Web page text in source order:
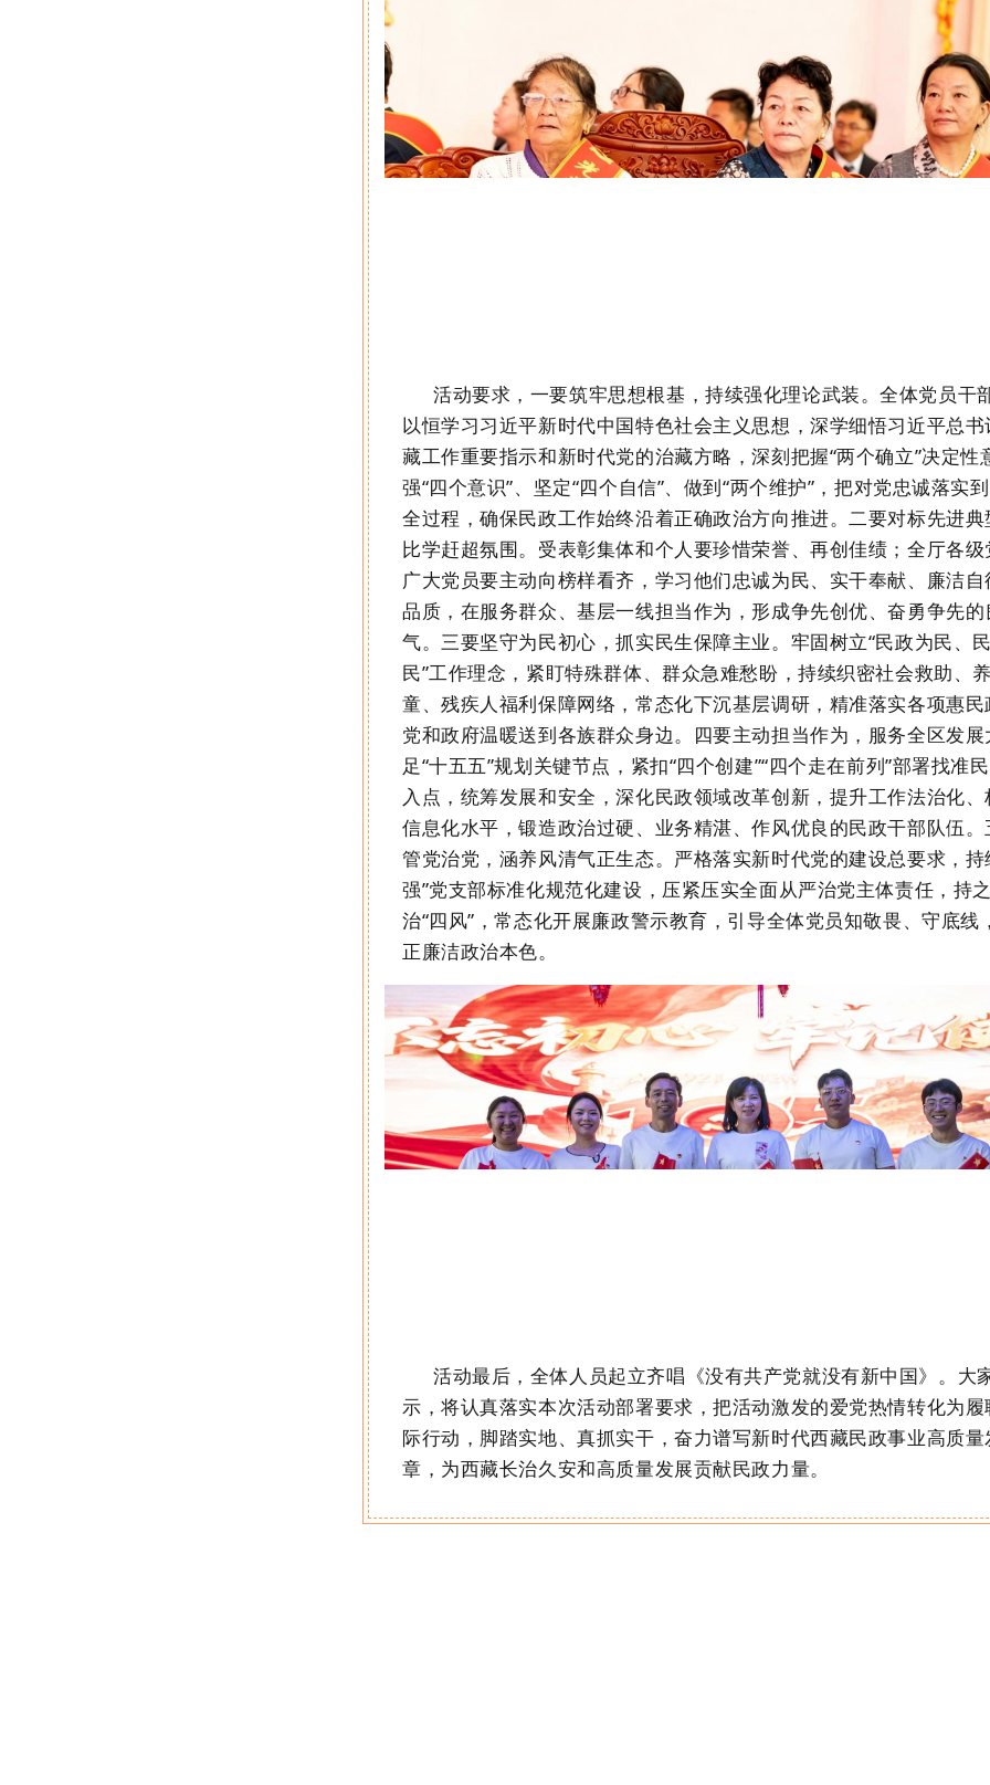
活动要求 ， 一要筑牢思想根基，持续强化理论武装。全体党员干
以恒学习习近平新时代中国特色社会主义思想，深学细悟习近平总
藏工作重要指示和新时代党的治藏方略，深刻把握“两个确立”决定性
强“四个意识”、坚定“四个自信”、做到“两个维护” ，把对党忠诚落实
全过程，确保民政工作始终沿着正确政治方向推进。二要对标先进
比学赶超氛围。 受表彰集体和个人要珍惜荣誉、再创佳绩；全厅各
广大党员要主动向榜样看齐，学习他们忠诚为民、实干奉献、廉洁
品质，在服务群众、基层一线担当作为，形成争先创优、奋勇争先
气。三要坚守为民初心，抓实民生保障主业。 牢固树立“民政为民、
民”工作理念，紧盯特殊群体、群众急难愁盼，持续织密社会救助、
童、残疾人福利保障网络，常态化下沉基层调研，精准落实各项惠
党和政府温暖送到各族群众身边。
四要主动担当作为，服务全区发
足“十五五”规划关键节点，紧扣“四个创建”“四个走在前列”部署找准
入点，统筹发展和安全，深化民政领域改革创新，提升工作法治化
信息化水平，锻造政治过硬、业务精湛、作风优良的民政干部队伍。
管党治党，涵养风清气正生态。 严格落实新时代党的建设总要求，
强”党支部标准化规范化建设，压紧压实全面从严治党主体责任，持
治“四风” ，常态化开展廉政警示教育，引导全体党员知敬畏、守底线
正廉洁政治本色。
活动最后，全体人员起立齐唱《没有共产党就没有新中国》 。 大
示，将认真落实本次活动部署要求，把活动激发的爱党热情转化为
际行动，脚踏实地、真抓实干，奋力谱写新时代西藏民政事业高质
章，为西藏长治久安和高质量发展贡献民政力量。